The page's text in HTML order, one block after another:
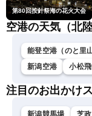
第80回按針祭海の花火大会
空港の天気（北陸
能登空港（のと里
新潟空港
小松
注目のお出かけ
新潟競馬場 芝